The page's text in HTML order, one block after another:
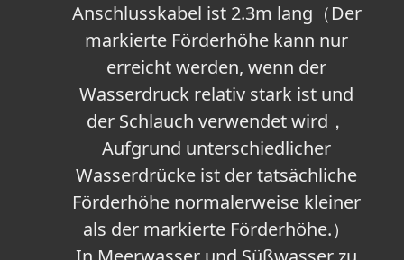
Anschlusskabel ist 2.3m lang（Der
markierte Förderhöhe kann nur
erreicht werden, wenn der
Wasserdruck relativ stark ist und
der Schlauch verwendet wird，
Aufgrund unterschiedlicher
Wasserdrücke ist der tatsächliche
Förderhöhe normalerweise kleiner
als der markierte Förderhöhe.）